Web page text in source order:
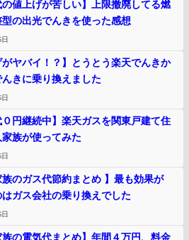
の値上げが苦しい】上限撤廃してる燃
の出光でんきを使った感想
がヤバイ！？】とうとう楽天でんきか
んきに乗り換えました
０円継続中】楽天ガスを関東戸建て住
族が使ってみた
族のガス代節約まとめ 】最も効果が
ガス会社の乗り換えでした
族の電気代まとめ】年間４万円、料金